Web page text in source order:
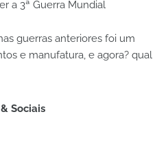
a 3ª Guerra Mundial
guerras anteriores foi um
e manufatura, e agora? qual
Sociais